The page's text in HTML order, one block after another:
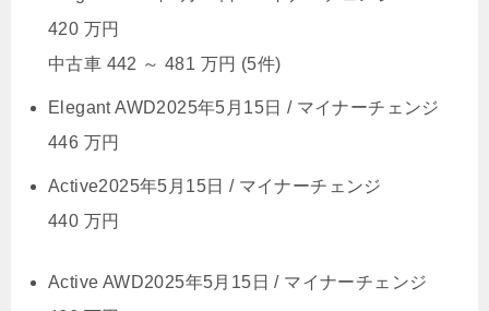
420 万円
中古車 442 ～ 481 万円 (5件)
Elegant AWD2025年5月15日 / マイナーチェンジ
446 万円
Active2025年5月15日 / マイナーチェンジ
440 万円
Active AWD2025年5月15日 / マイナーチェンジ